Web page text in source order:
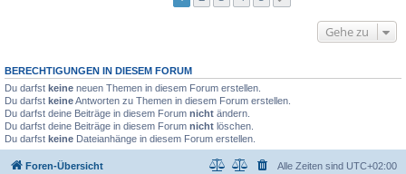
Gehe zu
BERECHTIGUNGEN IN DIESEM FORUM
Du darfst keine neuen Themen in diesem Forum erstellen.
Du darfst keineAntworten zu Themen in diesem Forum erstellen.
Du darfst deine Beiträge in diesem Forum nicht ändern.
Du darfst deine Beiträge in diesem Forum nicht löschen.
Du darfst keine Dateianhänge in diesem Forum erstellen.
Foren-Übersicht Alle Zeiten sind UTC+02:00